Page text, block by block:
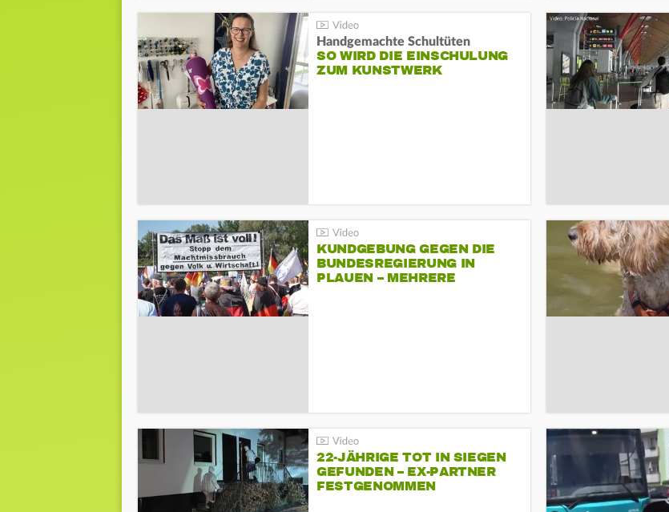
Handgemachte Schultüten
SO WIRD DIE EINSCHULUNG
ZUM KUNSTWERK
KUNDGEBUNG GEGEN DIE
BUNDESREGIERUNG IN
PLAUEN – MEHRERE
22-JÄHRIGE TOT IN SIEGEN
GEFUNDEN – EX-PARTNER
FESTGENOMMEN